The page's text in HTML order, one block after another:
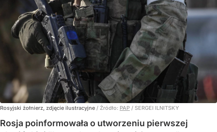
Rosyjski żołnierz, zdjęcie ilustracyjne / Źródło: PAP / SERGEI ILNITSKY
Rosja poinformowała o utworzeniu pierwszej